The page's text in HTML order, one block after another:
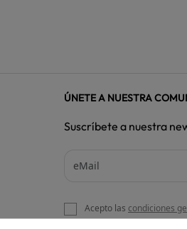
ÚNETE A NUESTRA
Suscríbete a nuestra
Acepto las condiciones